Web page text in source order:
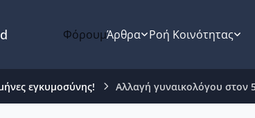
ΦόρουμΆρθρα Ροή Κοινότητας
εγκυμοσύνης! Αλλαγή γυναικολόγου στον